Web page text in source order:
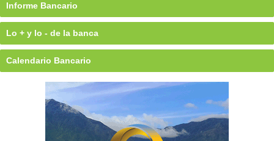
Informe Bancario
Lo + y lo - de la banca
Calendario Bancario